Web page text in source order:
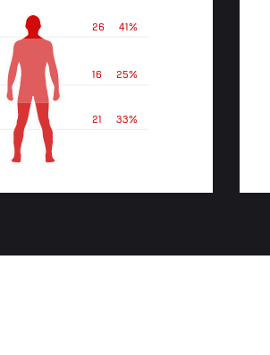
41%
26
25%
16
33%
21